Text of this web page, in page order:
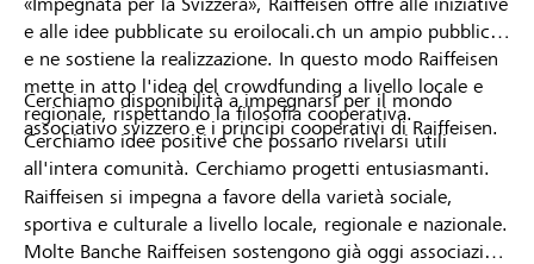
e alle idee pubblicate su eroilocali.ch un ampio pubblico
e ne sostiene la realizzazione. In questo modo Raiffeisen
mette in atto l'idea del crowdfunding a livello locale e
regionale, rispettando la filosofia cooperativa.
Cerchiamo idee positive che possano rivelarsi utili
all'intera comunità. Cerchiamo progetti entusiasmanti.
Cerchiamo disponibilità a impegnarsi per il mondo
associativo svizzero e i principi cooperativi di Raiffeisen.
Raiffeisen si impegna a favore della varietà sociale,
sportiva e culturale a livello locale, regionale e nazionale.
Molte Banche Raiffeisen sostengono già oggi associazioni